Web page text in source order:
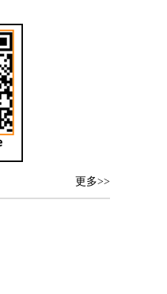
更多>>